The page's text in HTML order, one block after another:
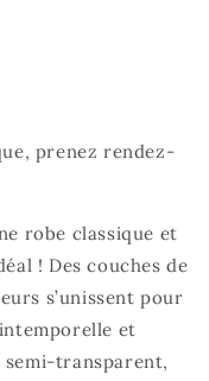
prenez rendez-
robe classique et
! Des couches de
s’unissent pour
et
semi-transparent,